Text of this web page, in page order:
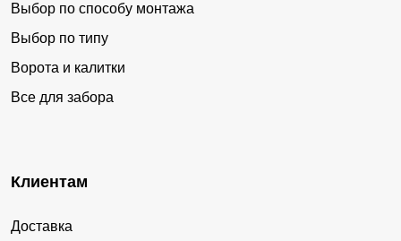
Выбор по способу монтажа
Выбор по типу
Ворота и калитки
Все для забора
Клиентам
Доставка